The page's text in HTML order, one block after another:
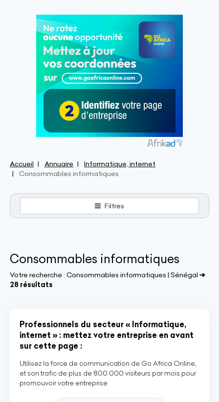
Accueil Annuaire
Informatique, internet
Consommables informatiques
Filtres
Consommables informatiques
Votre recherche : Consommables informatiques | Sénégal ➔
28 résultats
Professionnels du secteur « Informatique,
internet » : mettez votre entreprise en avant
sur cette page :
Utilisez la force de communication de Go Africa Online,
et son trafic de plus de 800 000 visiteurs par mois pour
promouvoir votre entreprise